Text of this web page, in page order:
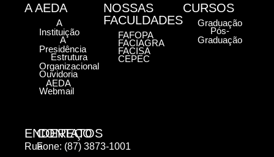
ENDEREÇO
Rua
CONTATOS
Fone: (87) 3873-1001
A AEDA
A
Instituição
A
Presidência
Estrutura
Organizacional
Ouvidoria
AEDA
Webmail
NOSSAS
FACULDADES
FAFOPA
FACIAGRA
FACISA
CEPEC
CURSOS
Graduação
Pós-
Graduação